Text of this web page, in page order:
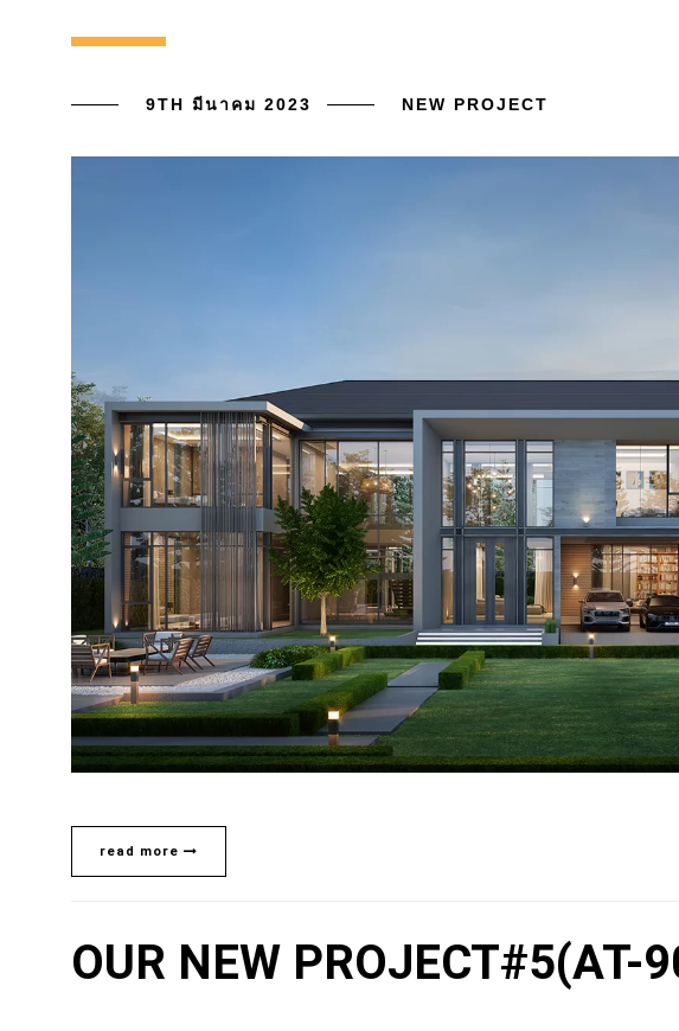
9TH มีนาคม 2023 NEW PROJECT
read more
OUR NEW PROJECT#5(AT-